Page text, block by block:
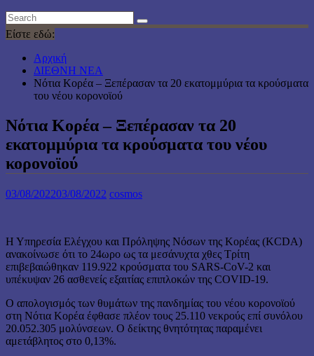
Είστε εδώ:
Αρχική
ΔΙΕΘΝΗ ΝΕΑ
Νότια Κορέα – Ξεπέρασαν τα 20 εκατομμύρια τα κρούσματα
του νέου κορονοϊού
Νότια Κορέα – Ξεπέρασαν τα 20
εκατομμύρια τα κρούσματα του νέου
κορονοϊού
03/08/202203/08/2022 cosmos
Η Υπηρεσία Ελέγχου και Πρόληψης Νόσων της Κορέας (KCDA)
ανακοίνωσε ότι το 24ωρο ως τα μεσάνυχτα χθες Τρίτη
επιβεβαιώθηκαν 119.922 κρούσματα του SARS-CoV-2 και
υπέκυψαν 26 ασθενείς εξαιτίας επιπλοκών της COVID-19.
Ο απολογισμός των θυμάτων της πανδημίας του νέου κορονοϊού
στη Νότια Κορέα έφθασε πλέον τους 25.110 νεκρούς επί συνόλου
20.052.305 μολύνσεων. Ο δείκτης θνητότητας παραμένει
αμετάβλητος στο 0,13%.